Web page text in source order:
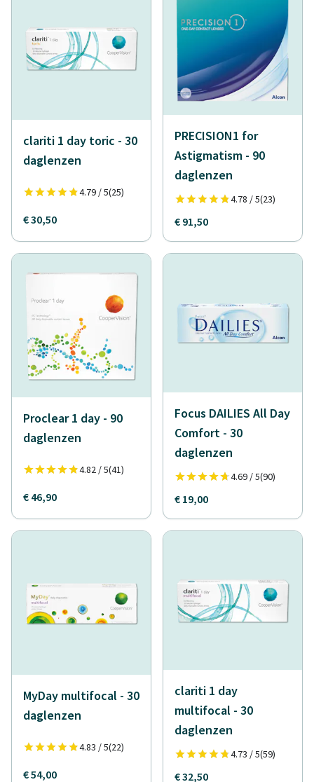
clariti 1 day toric - 30
daglenzen
4.79 / 5(25)
€ 30,50
PRECISION1 for
Astigmatism - 90
daglenzen
4.78 / 5(23)
€ 91,50
Proclear 1 day - 90
daglenzen
4.82 / 5(41)
€ 46,90
Focus DAILIES All Day
Comfort - 30
daglenzen
4.69 / 5(90)
€ 19,00
MyDay multifocal - 30
daglenzen
4.83 / 5(22)
€ 54,00
clariti 1 day
multifocal - 30
daglenzen
4.73 / 5(59)
€ 32,50